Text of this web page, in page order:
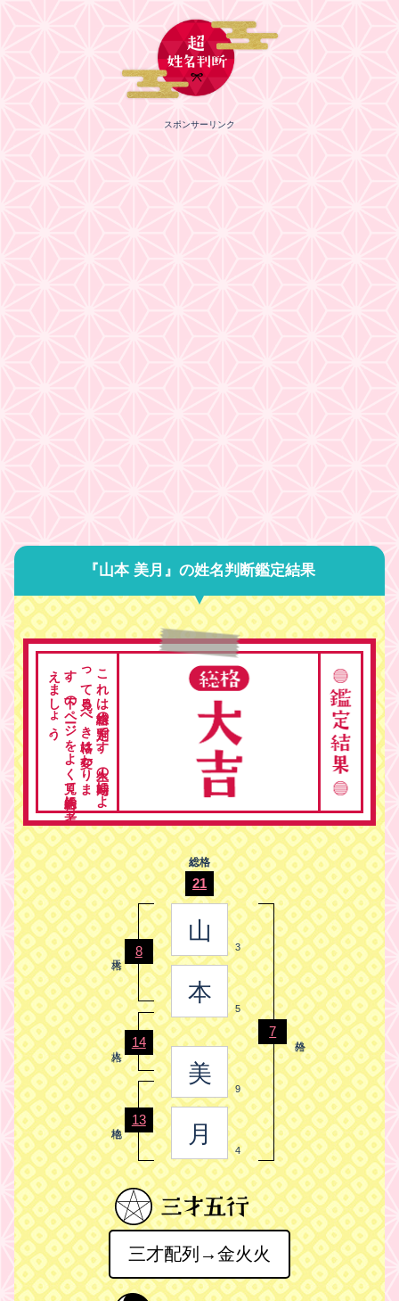
スポンサーリンク
『山本 美月』の姓名判断鑑定結果
こ
れ
は
総格の
判定で
す
。
人生の
時期に
よ
っ
て
見る
べ
き
格は
変わ
り
ま
す
。
下の
ペ
ージ
を
よ
く
見て
総合的に
考
え
ま
し
ょ
う
。
総格
21
山
3
本
5
8
14
美
9
月
4
13
7
三才配列→金火火